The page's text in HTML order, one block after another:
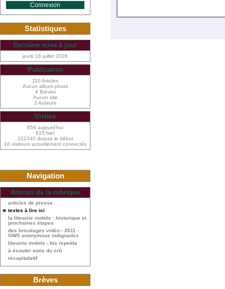
Connexion
Statistiques
Dernière mise à jour
jeudi 16 juillet 2026
Publication
110 Articles
Aucun album photo
4 Brèves
Aucun site
2 Auteurs
Visites
659 aujourd’hui
615 hier
222340 depuis le début
16 visiteurs actuellement connectés
Navigation
Articles de la rubrique
articles de presse
textes à lire ici
la librairie mobile : historique et
prochaines étapes
des bricolages vidéo - 2011 -
OWS anonymous indignadxs
librairie mobile - bis repetita
à écouter sons du crû
récapitulatif
Brèves